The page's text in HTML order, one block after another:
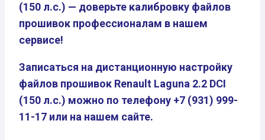
(150 л.с.) — доверьте калибровку файлов
прошивок профессионалам в нашем
сервисе!
Записаться на дистанционную настройку
файлов прошивок Renault Laguna 2.2 DCI
(150 л.с.) можно по телефону +7 (931) 999-
11-17 или на нашем сайте.